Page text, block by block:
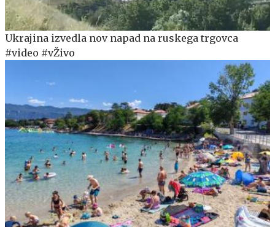
Ukrajina izvedla nov napad na ruskega trgovca
#video #vŽivo